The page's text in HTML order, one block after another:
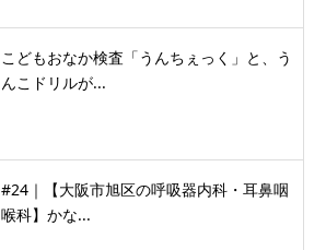
こどもおなか検査「うんちぇっく」と、う
んこドリルが...
#24｜【大阪市旭区の呼吸器内科・耳鼻咽
喉科】かな...